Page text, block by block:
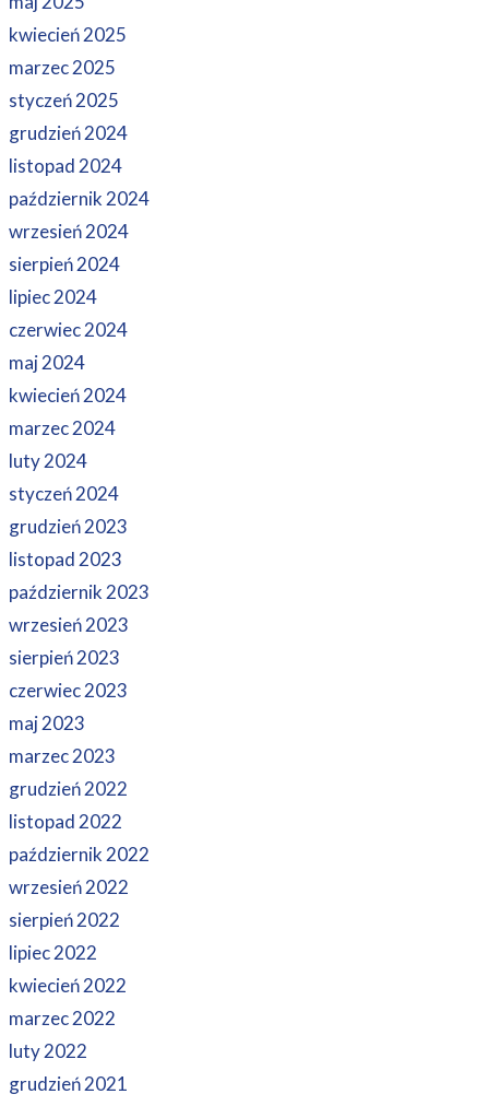
kwiecień 2025
marzec 2025
styczeń 2025
grudzień 2024
listopad 2024
październik 2024
wrzesień 2024
sierpień 2024
lipiec 2024
czerwiec 2024
maj 2024
kwiecień 2024
marzec 2024
luty 2024
styczeń 2024
grudzień 2023
listopad 2023
październik 2023
wrzesień 2023
sierpień 2023
czerwiec 2023
maj 2023
marzec 2023
grudzień 2022
listopad 2022
październik 2022
wrzesień 2022
sierpień 2022
lipiec 2022
kwiecień 2022
marzec 2022
luty 2022
grudzień 2021